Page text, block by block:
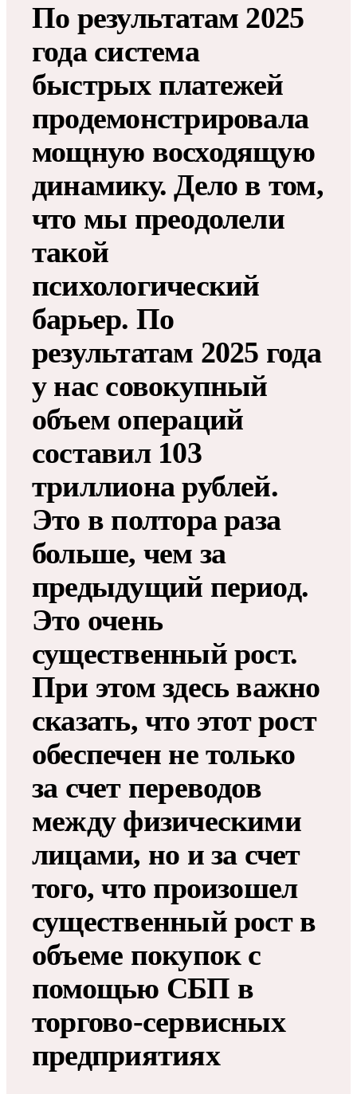
По результатам 2025
года система
быстрых платежей
продемонстрировала
мощную восходящую
динамику. Дело в том,
что мы преодолели
такой
психологический
барьер. По
результатам 2025 года
у нас совокупный
объем операций
составил 103
триллиона рублей.
Это в полтора раза
больше, чем за
предыдущий период.
Это очень
существенный рост.
При этом здесь важно
сказать, что этот рост
обеспечен не только
за счет переводов
между физическими
лицами, но и за счет
того, что произошел
существенный рост в
объеме покупок с
помощью СБП в
торгово-сервисных
предприятиях